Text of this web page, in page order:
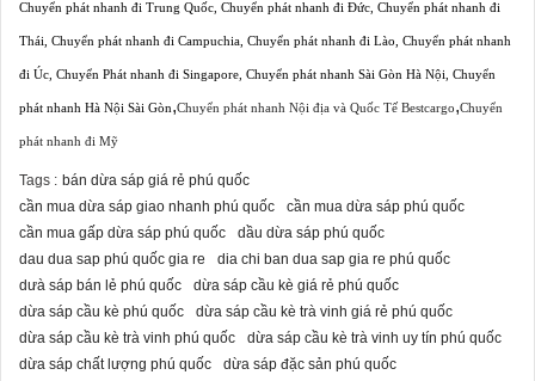
Chuyển phát nhanh đi Trung Quốc Chuyển phát nhanh đi Đức Chuyển phát nhanh đi
Thái Chuyển phát nhanh đi Campuchia Chuyển phát nhanh đi Lào Chuyển phát nhanh
đi Úc Chuyển Phát nhanh đi Singapore Chuyển phát nhanh Sài Gòn Hà Nội Chuyển
phát nhanh Hà Nội Sài Gòn,Chuyển phát nhanh Nội địa và Quốc Tế Bestcargo,Chuyển
phát nhanh đi Mỹ
Tags : bán dừa sáp giá rẻ phú quốc
cần mua dừa sáp giao nhanh phú quốc
cần mua dừa sáp phú quốc
cần mua gấp dừa sáp phú quốc
dầu dừa sáp phú quốc
dau dua sap phú quốc gia re
dia chi ban dua sap gia re phú quốc
dưà sáp bán lẻ phú quốc
dừa sáp cầu kè giá rẻ phú quốc
dừa sáp cầu kè phú quốc
dừa sáp cầu kè trà vinh giá rẻ phú quốc
dừa sáp cầu kè trà vinh phú quốc
dừa sáp cầu kè trà vinh uy tín phú quốc
dừa sáp chất lượng phú quốc
dừa sáp đặc sản phú quốc